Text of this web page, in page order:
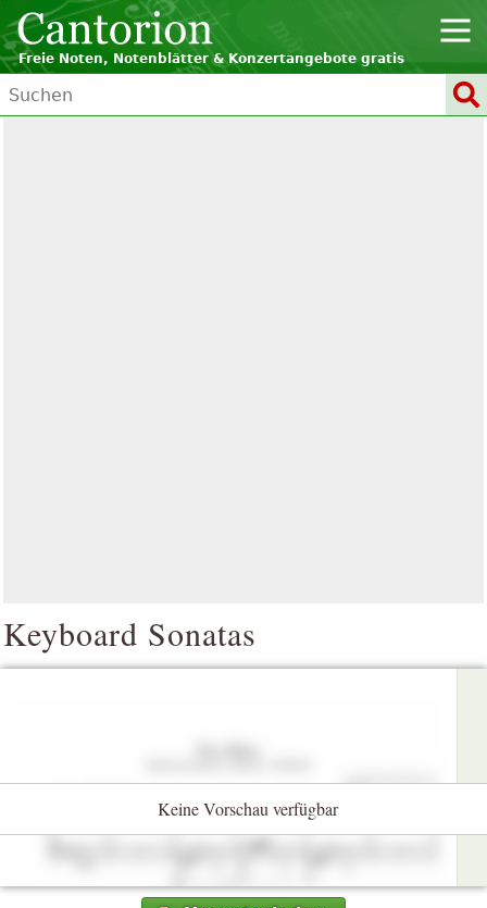
Freie Noten, Notenblätter & Konzertangebote gratis
Keyboard Sonatas
Keine Vorschau verfügbar